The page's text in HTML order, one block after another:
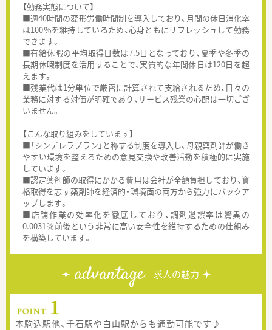
【勤務実態について】
■週40時間の変形労働時間制を導入しており、月間の休日消化率
は100％を維持しているため、心身ともにリフレッシュして勤務
できます。
■有給休暇の平均取得日数は7.5日となっており、夏季や冬季の
長期休暇制度を活用することで、実質的な年間休日は120日を超
えます。
■残業代は1分単位で厳密に計算されて支給されるため、日々の
業務に対する対価が明確であり、サービス残業の心配は一切ござ
いません。
【こんな取り組みをしています】
■「シンデレラプラン」と称する制度を導入し、母親薬剤師が働き
やすい環境を整えるための意見交換や改善活動を積極的に実施
しています。
■認定薬剤師の取得にかかる費用は会社が全額負担しており、資
格取得を志す薬剤師を経済的・環境面の両方から強力にバックア
ップします。
■店舗作業の効率化を徹底しており、調剤過誤率は驚異の
0.0031％前後という非常に高い安全性を維持するための仕組み
を構築しています。
advantage 求人の魅力
本駒込駅他、千石駅や白山駅からも通勤可能です♪